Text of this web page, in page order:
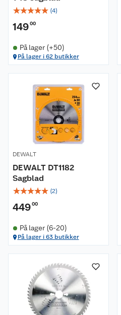
☆☆☆☆☆ (4)
14900
På lager (+50)
På lager i 62 butikker
DEWALT
DEWALT DT1182
Sagblad
☆☆☆☆☆ (2)
44900
På lager (6-20)
På lager i 63 butikker